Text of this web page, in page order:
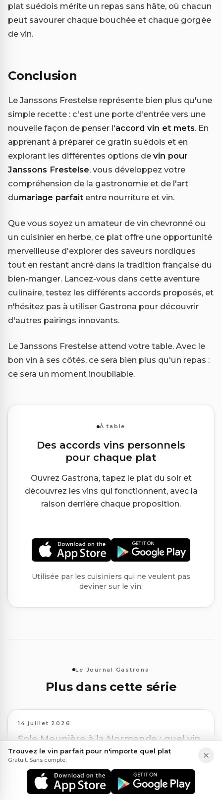
plat suédois mérite un repas sans hâte, où chacun
peut savourer chaque bouchée et chaque gorgée
de vin.
Conclusion
Le Janssons Frestelse représente bien plus qu'une
simple recette : c'est une porte d'entrée vers une
nouvelle façon de penser l'accord vin et mets. En
apprenant à préparer ce gratin suédois et en
explorant les différentes options de vin pour
Janssons Frestelse, vous développez votre
compréhension de la gastronomie et de l'art
dumariage parfait entre nourriture et vin.
Que vous soyez un amateur de vin chevronné ou
un cuisinier en herbe, ce plat offre une opportunité
merveilleuse d'explorer des saveurs nordiques
tout en restant ancré dans la tradition française du
bien-manger. Lancez-vous dans cette aventure
culinaire, testez les différents accords proposés, et
n'hésitez pas à utiliser Gastrona pour découvrir
d'autres pairings innovants.
Le Janssons Frestelse attend votre table. Avec le
bon vin à ses côtés, ce sera bien plus qu'un repas :
ce sera un moment inoubliable.
À table
Des accords vins personnels
pour chaque plat
Ouvrez Gastrona, tapez le plat du soir et
découvrez les vins qui fonctionnent, avec la
raison derrière chaque proposition.
Utilisée par les cuisiniers qui ne veulent pas
deviner sur le vin.
Le Journal Gastrona
Plus dans cette série
14 juillet 2026
Sole Meunière à la Normande : quel vin
pour un accord parfait ?
Lire l'article
Trouvez le vin parfait pour n'importe quel plat
Gratuit. Sans compte.